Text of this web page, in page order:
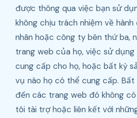
được thông qua việc bạn sử
không chịu trách nhiệm về
nhân hoặc công ty bên thứ ba,
trang web của họ, việc sử
cung cấp cho họ, hoặc bất kỳ
vụ nào họ có thể cung cấp. Bất
đến các trang web đó không có
tôi tài trợ hoặc liên kết với